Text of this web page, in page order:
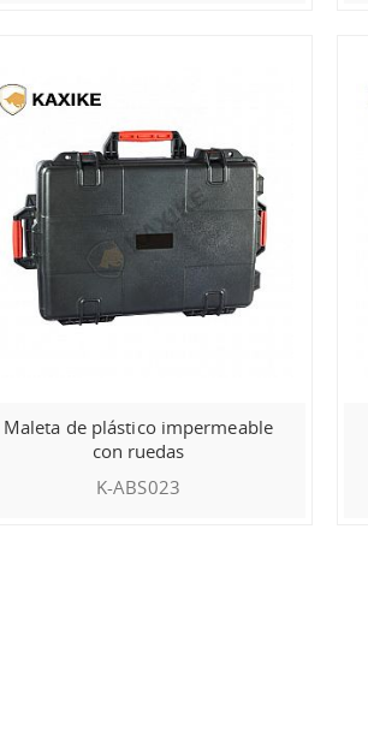
Maleta de plástico impermeable
con ruedas
K-ABS023